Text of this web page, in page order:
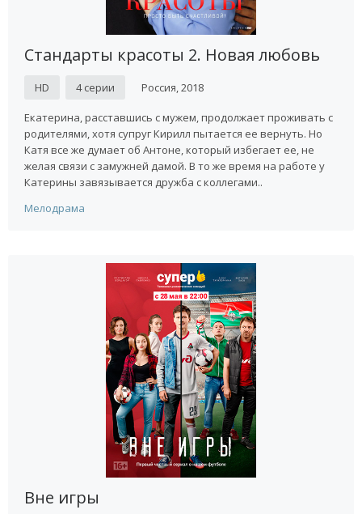
Стандарты красоты 2. Новая любовь
HD 4 серии Россия, 2018
Екатерина, расставшись с мужем, продолжает проживать с
родителями, хотя супруг Кирилл пытается ее вернуть. Но
Катя все же думает об Антоне, который избегает ее, не
желая связи с замужней дамой. В то же время на работе у
Катерины завязывается дружба с коллегами..
Мелодрама
Вне игры